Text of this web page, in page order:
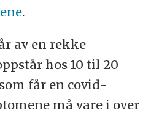
.
av en rekke
hos 10 til 20
får en covid-
må vare i over